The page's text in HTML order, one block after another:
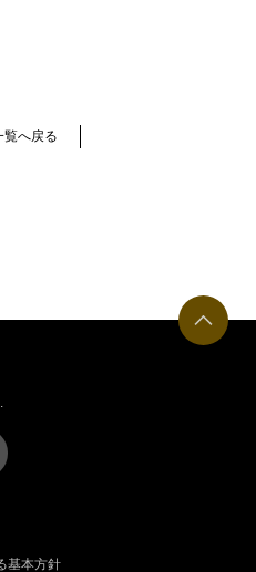
覧へ戻る
基本方針